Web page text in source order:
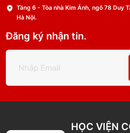
Tầng 6 - Tòa nhà Kim Ánh, ngõ 78 Duy
Hà Nội.
Đăng ký nhận tin.
HỌC VIỆN